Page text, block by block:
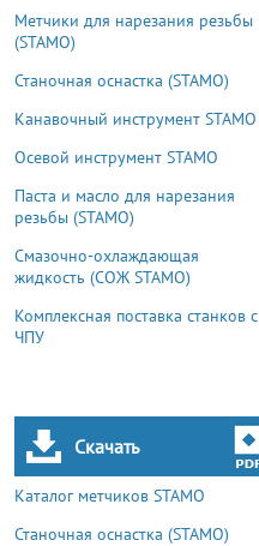
Метчики для нарезания резьбы
(STAMO)
Станочная оснастка (STAMO)
Канавочный инструмент STAMO
Осевой инструмент STAMO
Паста и масло для нарезания
резьбы (STAMO)
Смазочно-охлаждающая
жидкость (СОЖ STAMO)
Комплексная поставка станков с
ЧПУ
Скачать
Каталог метчиков STAMO
Станочная оснастка (STAMO)